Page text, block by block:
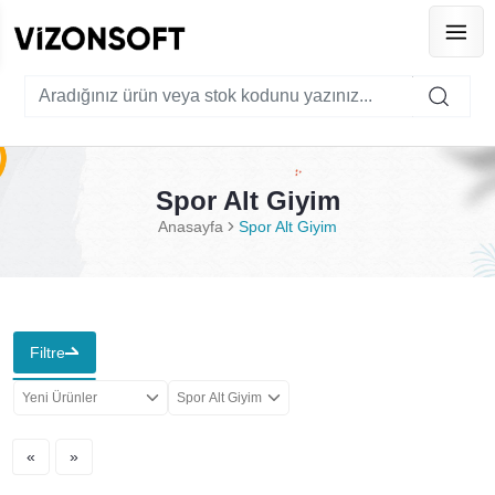
Spor Alt Giyim
Anasayfa Spor Alt Giyim
Filtre
Yeni Ürünler Spor Alt Giyim
« »